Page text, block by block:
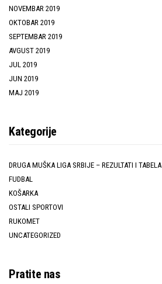
NOVEMBAR 2019
OKTOBAR 2019
SEPTEMBAR 2019
AVGUST 2019
JUL 2019
JUN 2019
MAJ 2019
Kategorije
DRUGA MUŠKA LIGA SRBIJE – REZULTATI I TABELA
FUDBAL
KOŠARKA
OSTALI SPORTOVI
RUKOMET
UNCATEGORIZED
Pratite nas